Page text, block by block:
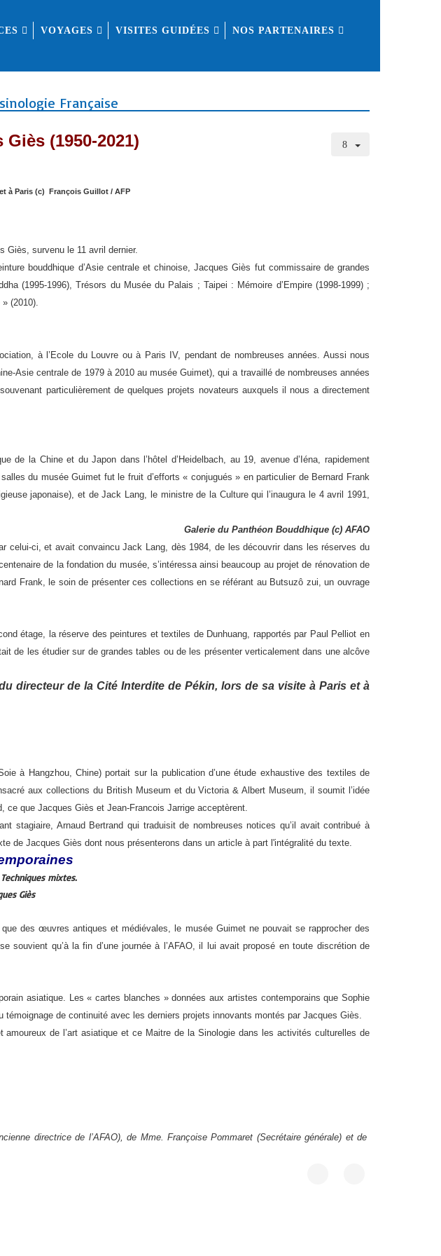
VOYAGES VISITES GUIDÉES NOS PARTENAIRES
Française
(1950-2021)
à Paris (c) François Guillot / AFP
Giès, survenu le 11 avril dernier.
bouddhique d’Asie centrale et chinoise, Jacques Giès fut commissaire de grandes
(1995-1996), Trésors du Musée du Palais ; Taipei : Mémoire d’Empire (1998-1999) ;
(2010).
à l’Ecole du Louvre ou à Paris IV, pendant de nombreuses années. Aussi nous
Asie centrale de 1979 à 2010 au musée Guimet), qui a travaillé de nombreuses années
particulièrement de quelques projets novateurs auxquels il nous a directement
de la Chine et du Japon dans l’hôtel d’Heidelbach, au 19, avenue d’Iéna, rapidement
du musée Guimet fut le fruit d’efforts « conjugués » en particulier de Bernard Frank
japonaise), et de Jack Lang, le ministre de la Culture qui l’inaugura le 4 avril 1991,
Galerie du Panthéon Bouddhique (c) AFAO
celui-ci, et avait convaincu Jack Lang, dès 1984, de les découvrir dans les réserves du
de la fondation du musée, s’intéressa ainsi beaucoup au projet de rénovation de
Frank, le soin de présenter ces collections en se référant au Butsuzô zui, un ouvrage
étage, la réserve des peintures et textiles de Dunhuang, rapportés par Paul Pelliot en
de les étudier sur de grandes tables ou de les présenter verticalement dans une alcôve
directeur de la Cité Interdite de Pékin, lors de sa visite à Paris et à
à Hangzhou, Chine) portait sur la publication d’une étude exhaustive des textiles de
aux collections du British Museum et du Victoria & Albert Museum, il soumit l’idée
ce que Jacques Giès et Jean-Francois Jarrige acceptèrent.
stagiaire, Arnaud Bertrand qui traduisit de nombreuses notices qu’il avait contribué à
de Jacques Giès dont nous présenterons dans un article à part l'intégralité du texte.
Techniques mixtes.
Giès
des œuvres antiques et médiévales, le musée Guimet ne pouvait se rapprocher des
qu’à la fin d’une journée à l’AFAO, il lui avait proposé en toute discrétion de
asiatique. Les « cartes blanches » données aux artistes contemporains que Sophie
de continuité avec les derniers projets innovants montés par Jacques Giès.
de l’art asiatique et ce Maitre de la Sinologie dans les activités culturelles de
directrice de l’AFAO), de Mme. Françoise Pommaret (Secrétaire générale) et de